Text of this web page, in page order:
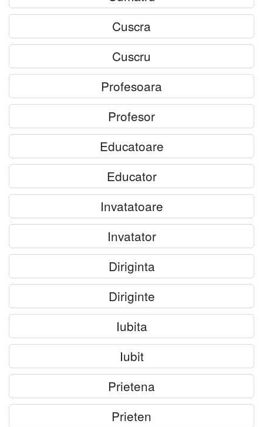
Cuscra
Cuscru
Profesoara
Profesor
Educatoare
Educator
Invatatoare
Invatator
Diriginta
Diriginte
Iubita
Iubit
Prietena
Prieten